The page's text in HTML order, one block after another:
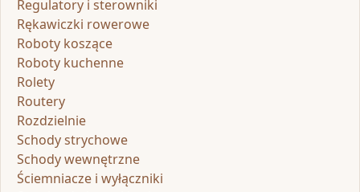
Regulatory i sterowniki
Rękawiczki rowerowe
Roboty koszące
Roboty kuchenne
Rolety
Routery
Rozdzielnie
Schody strychowe
Schody wewnętrzne
Ściemniacze i wyłączniki